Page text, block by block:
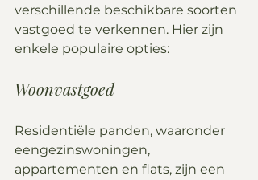
verschillende beschikbare soorten
vastgoed te verkennen. Hier zijn
enkele populaire opties:
Woonvastgoed
Residentiële panden, waaronder
eengezinswoningen,
appartementen en flats, zijn een